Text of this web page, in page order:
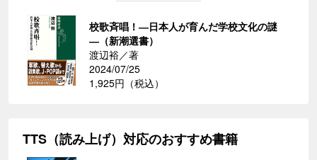
校歌斉唱！―日本人が育んだ学校文化の謎
―（新潮選書）
渡辺裕／著
2024/07/25
1,925円（税込）
TTS（読み上げ）対応のおすすめ書籍